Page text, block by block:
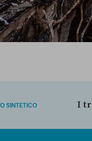
SINTETICO I